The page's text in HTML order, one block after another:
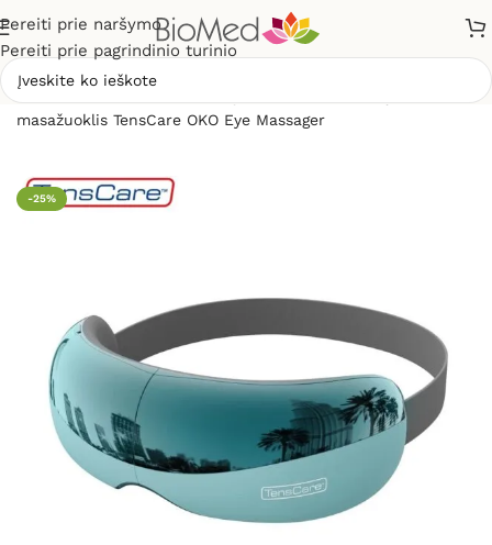
Pereiti prie naršymo
Pereiti prie pagrindinio turinio
masažuoklis TensCare OKO Eye Massager
-25%